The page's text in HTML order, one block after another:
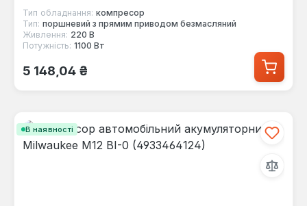
Тип обладнання: компресор
Тип: поршневий з прямим приводом безмасляний
Живлення: 220 В
Потужність: 1100 Вт
Звичайна ціна:
5 148,04 ₴
В наявності